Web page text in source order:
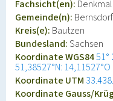
Fachsicht(en):
Gemeinde(n):
Kreis(e): Bautzen
Bundesland:Sachsen
Koordinate WGS8451°
51,38527°N: 14,11527°O
Koordinate UTM
Koordinate Gauss/